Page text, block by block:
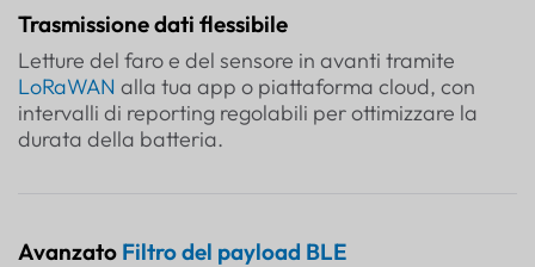
Trasmissione dati flessibile
Letture del faro e del sensore in avanti tramite
LoRaWAN alla tua app o piattaforma cloud, con
intervalli di reporting regolabili per ottimizzare la
durata della batteria.
Avanzato Filtro del payload BLE